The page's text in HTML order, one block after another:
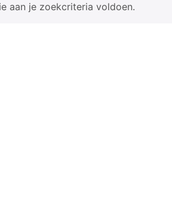
aan je zoekcriteria voldoen.